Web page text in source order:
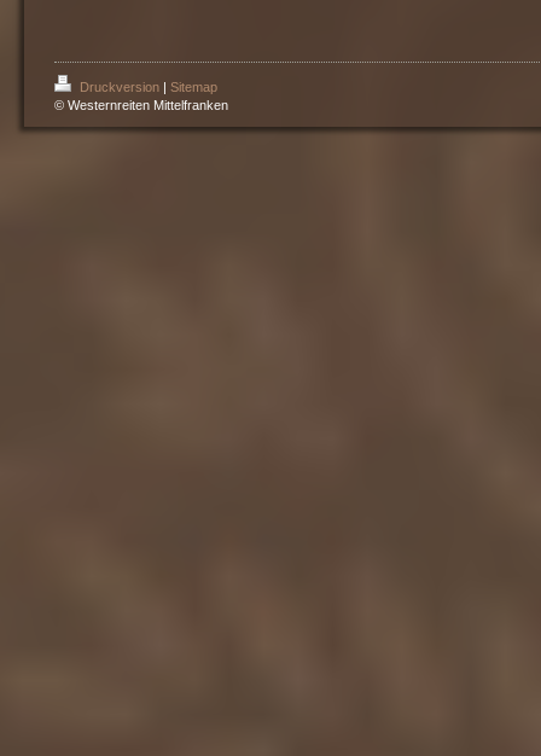
Druckversion | Sitemap
© Westernreiten Mittelfranken